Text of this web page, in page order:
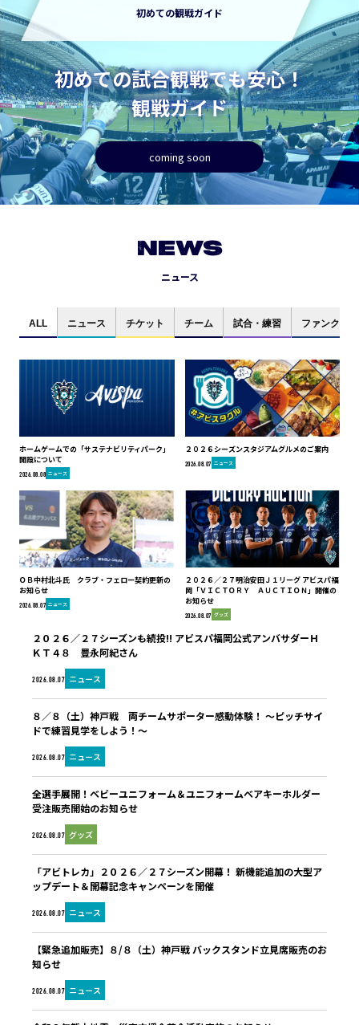
初めての観戦ガイド
初めての試合観戦でも安心！
観戦ガイド
coming soon
NEWS
ニュース
ALL ニュース チケット チーム 試合・練習 ファンクラブ
ホームゲームでの「サステナビリティパーク」
開設について
2026.08.08 ニュース
２０２６シーズンスタジアムグルメのご案内
2026.08.07 ニュース
ＯＢ中村北斗氏 クラブ・フェロー契約更新の
お知らせ
2026.08.07 ニュース
２０２６／２７明治安田Ｊ１リーグ アビスパ福
岡「ＶＩＣＴＯＲＹ ＡＵＣＴＩＯＮ」開催の
お知らせ
2026.08.07 グッズ
2026.08.07 ニュース
２０２６／２７シーズンも続投!! アビスパ福岡公式アンバサダーＨ
ＫＴ４８ 豊永阿紀さん
2026.08.07 ニュース
８／８（土）神戸戦 両チームサポーター感動体験！ ～ピッチサイ
ドで練習見学をしよう！～
2026.08.07 グッズ
全選手展開！ベビーユニフォーム＆ユニフォームベアキーホルダー
受注販売開始のお知らせ
2026.08.07 ニュース
「アビトレカ」２０２６／２７シーズン開幕！ 新機能追加の大型ア
ップデート＆開幕記念キャンペーンを開催
2026.08.07 ニュース
【緊急追加販売】８/８（土）神戸戦 バックスタンド立見席販売のお
知らせ